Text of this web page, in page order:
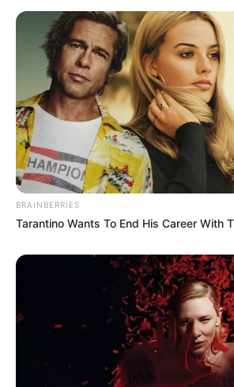
Όλα τα κείμενα και οι εικόνες είναι
ΝΙΚΟΛΑΟΣ ΑΝΑΞΙΜΑΝΔΡΟΣ.
αναδημοσίευση και η τροποποίησή τους
γραπτή άδεια του δημιουργού τους. Με
δικαιώματος. Διαβάστε τηνΠολιτική
να το χρησιμοποιήσετε, καθώς
αποδέχεστε. Ο ιστότοπος διατηρεί το
BRAINBERRIES
Tarantino Wants To End His Career With